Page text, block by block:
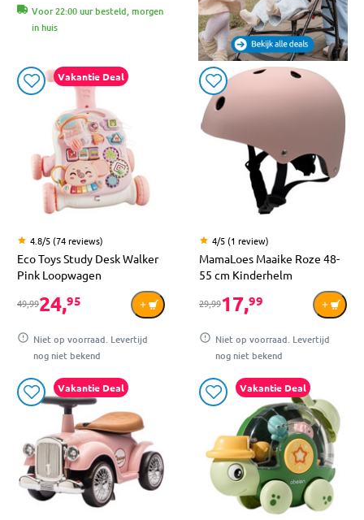
Voor 22:00 uur besteld, morgen
in huis
Vakantie Deal
4.8/5 (74 reviews)
Eco Toys Study Desk Walker
Pink Loopwagen
49,9924,95
Niet op voorraad. Levertijd
nog niet bekend
4/5 (1 review)
MamaLoes Maaike Roze 48-
55 cm Kinderhelm
29,9917,99
Niet op voorraad. Levertijd
nog niet bekend
Vakantie Deal Vakantie Deal